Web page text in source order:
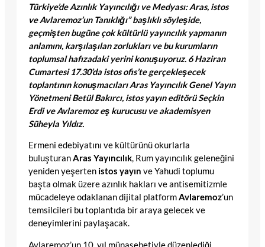
Türkiye’de Azınlık Yayıncılığı ve Medyası: Aras, istos
ve Avlaremoz’un Tanıklığı” başlıklı söyleşide,
geçmişten bugüne çok kültürlü yayıncılık yapmanın
anlamını, karşılaşılan zorlukları ve bu kurumların
toplumsal hafızadaki yerini konuşuyoruz. 6 Haziran
Cumartesi 17.30’da istos ofis’te gerçekleşecek
toplantının konuşmacıları Aras Yayıncılık Genel Yayın
Yönetmeni Betül Bakırcı, istos yayın editörü Seçkin
Erdi ve Avlaremoz eş kurucusu ve akademisyen
Süheyla Yıldız.
Ermeni edebiyatını ve kültürünü okurlarla
buluşturanAras Yayıncılık, Rum yayıncılık geleneğini
yeniden yeşerten istos yayın ve Yahudi toplumu
başta olmak üzere azınlık hakları ve antisemitizmle
mücadeleye odaklanan dijital platformAvlaremoz’un
temsilcileri bu toplantıda bir araya gelecek ve
deneyimlerini paylaşacak.
Avlaremoz’un 10. yıl münasebetiyle düzenlediği,